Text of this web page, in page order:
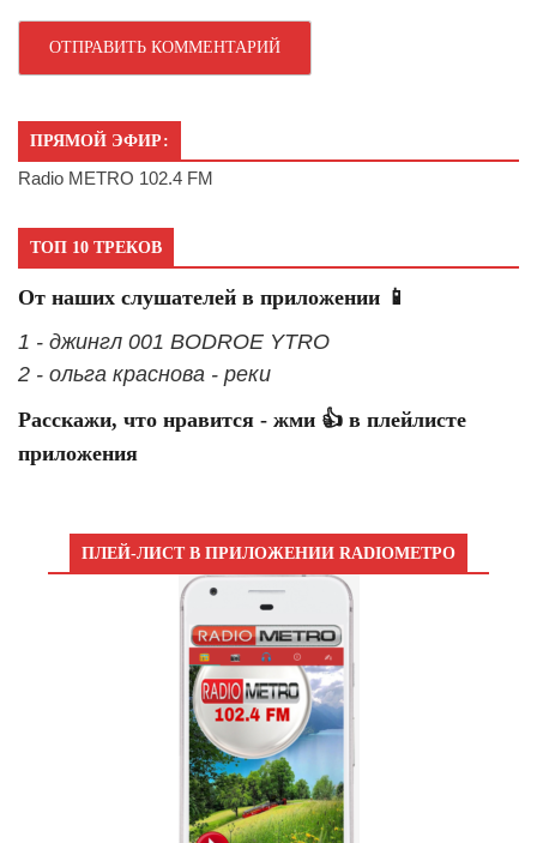
ПРЯМОЙ ЭФИР:
Radio METRO 102.4 FM
ТОП 10 ТРЕКОВ
От наших слушателей в приложении 📱
1 - джингл 001 BODROE YTRO
2 - ольга краснова - реки
Расскажи, что нравится - жми 👍 в плейлисте
приложения
ПЛЕЙ-ЛИСТ В ПРИЛОЖЕНИИ RADIOМЕТРО